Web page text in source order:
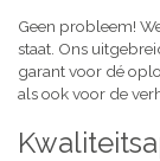
Geen probleem!
staat. Ons
garant voor dé
als ook voor de